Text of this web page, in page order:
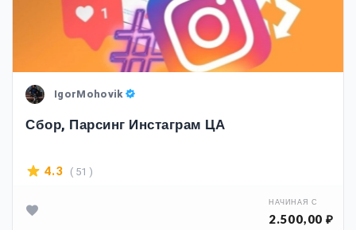
IgorMohovik
Сбор, Парсинг Инстаграм ЦА
4.3 ( 51 )
НАЧИНАЯ С
2.500,00 ₽